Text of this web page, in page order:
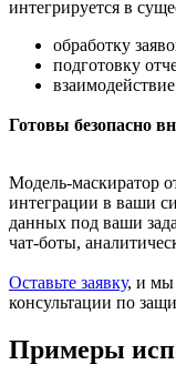
интегрируется в
обработку
подготовку
Готовы безопасно
Модель-маскиратор
интеграции в ваши
данных под ваши
чат-боты,
Оставьте заявку, и мы
консультации по
Примеры